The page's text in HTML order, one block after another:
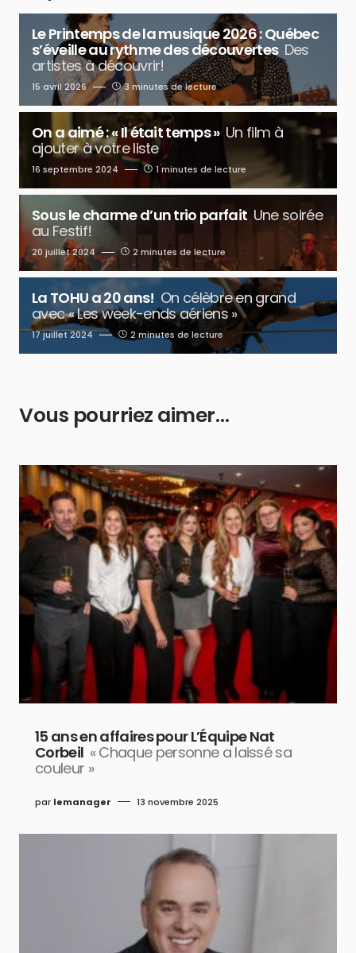
Le Printemps de la musique 2026 : Québec
s’éveille au rythme des découvertes Des
artistes à découvrir!
15 avril 2026 3 minutes de lecture
On a aimé : « Il était temps » Un film à
ajouter à votre liste
16 septembre 2024 1 minutes de lecture
Sous le charme d’un trio parfait Une soirée
au Festif!
20 juillet 2024 2 minutes de lecture
La TOHU a 20 ans! On célèbre en grand
avec « Les week-ends aériens »
17 juillet 2024 2 minutes de lecture
Vous pourriez aimer…
15 ans en affaires pour L’Équipe Nat
Corbeil « Chaque personne a laissé sa
couleur »
par lemanager 13 novembre 2025